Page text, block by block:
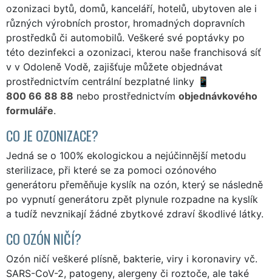
ozonizaci bytů, domů, kanceláří, hotelů, ubytoven ale i
různých výrobních prostor, hromadných dopravních
prostředků či automobilů. Veškeré své poptávky po
této dezinfekci a ozonizaci, kterou naše franchisová síť
v v Odoleně Vodě, zajišťuje můžete objednávat
prostřednictvím centrální bezplatné linky
800 66 88 88 nebo prostřednictvím objednávkového
formuláře.
CO JE OZONIZACE?
Jedná se o 100% ekologickou a nejúčinnější metodu
sterilizace, při které se za pomoci ozónového
generátoru přeměňuje kyslík na ozón, který se následně
po vypnutí generátoru zpět plynule rozpadne na kyslík
a tudíž nevznikají žádné zbytkové zdraví škodlivé látky.
CO OZÓN NIČÍ?
Ozón ničí veškeré plísně, bakterie, viry i koronaviry vč.
SARS-CoV-2, patogeny, alergeny či roztoče, ale také